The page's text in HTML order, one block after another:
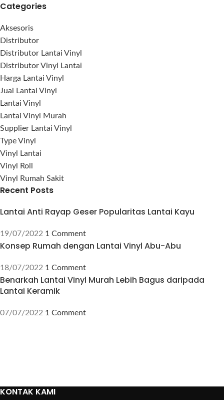
Categories
Aksesoris
Distributor
Distributor Lantai Vinyl
Distributor Vinyl Lantai
Harga Lantai Vinyl
Jual Lantai Vinyl
Lantai Vinyl
Lantai Vinyl Murah
Supplier Lantai Vinyl
Type Vinyl
Vinyl Lantai
Vinyl Roll
Vinyl Rumah Sakit
Recent Posts
Lantai Anti Rayap Geser Popularitas Lantai Kayu
19/07/2022 1 Comment
Konsep Rumah dengan Lantai Vinyl Abu-Abu
18/07/2022 1 Comment
Benarkah Lantai Vinyl Murah Lebih Bagus daripada
Lantai Keramik
07/07/2022 1 Comment
KONTAK KAMI